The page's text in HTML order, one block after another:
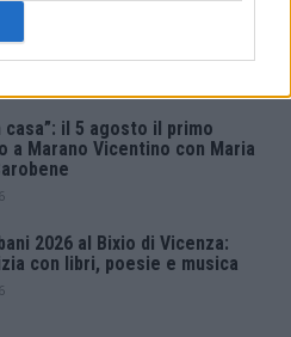
2026: a Lonigo “Little
del sogno”
casa”: il 5 agosto il primo
a Marano Vicentino con Maria
2026 al Bixio di Vicenza:
con libri, poesie e musica